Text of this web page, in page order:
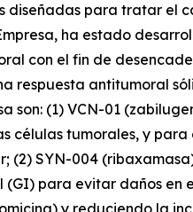
diseñadas para tratar el
ha estado
con el fin de
respuesta antitumoral
son: (1) VCN-01
células tumorales, y
(2) SYN-004
para evitar daños en